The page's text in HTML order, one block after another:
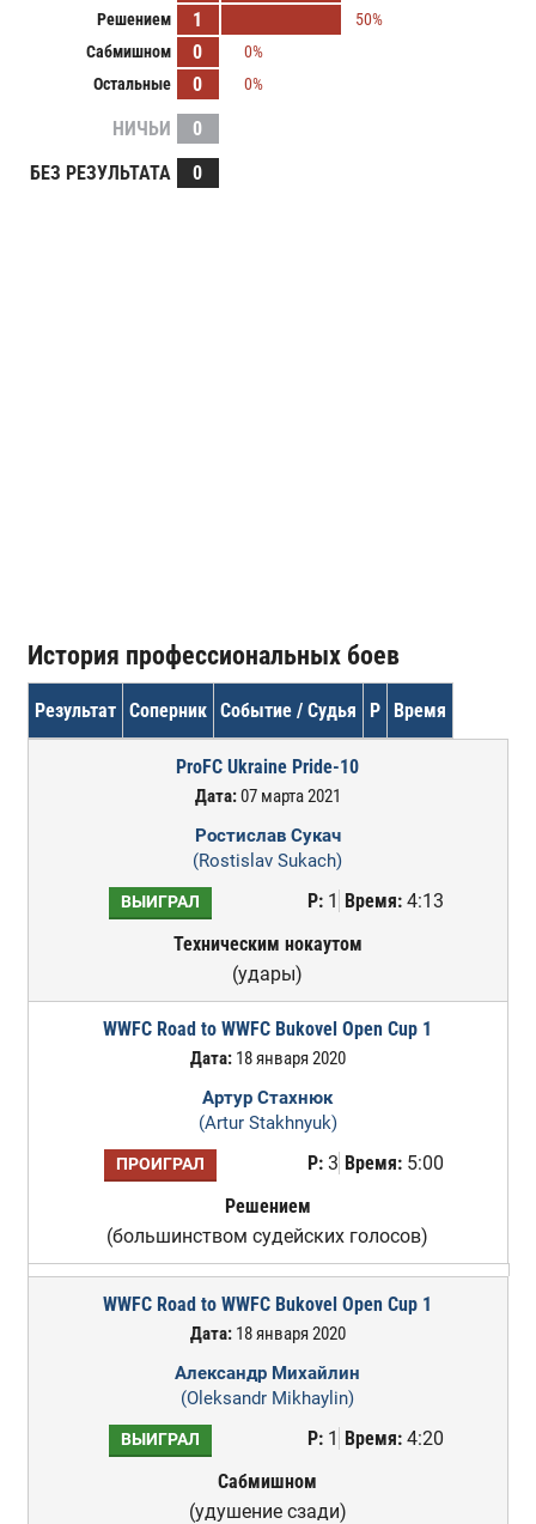
Решением
1
50%
Сабмишном
0
0%
Остальные
0 0%
НИЧЬИ
0
БЕЗ РЕЗУЛЬТАТА
0
История профессиональных боев
Результат Соперник Событие / Судья Р Время
ProFC Ukraine Pride-10
Дата:07 марта 2021
Ростислав Сукач
(Rostislav Sukach)
ВЫИГРАЛ Р:1 Время:4:13
Техническим нокаутом
(удары)
WWFC Road to WWFC Bukovel Open Cup 1
Дата:18 января 2020
Артур Стахнюк
(Artur Stakhnyuk)
ПРОИГРАЛ Р:3 Время:5:00
Решением
(большинством судейских голосов)
WWFC Road to WWFC Bukovel Open Cup 1
Дата:18 января 2020
Александр Михайлин
(Oleksandr Mikhaylin)
ВЫИГРАЛ Р:1 Время:4:20
Сабмишном
(удушение сзади)